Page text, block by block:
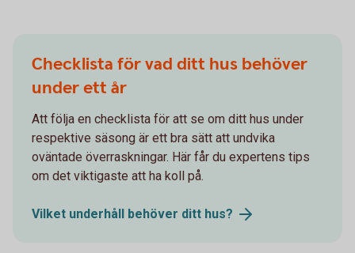
Checklista för vad ditt hus behöver
under ett år
Att följa en checklista för att se om ditt hus under
respektive säsong är ett bra sätt att undvika
oväntade överraskningar. Här får du expertens tips
om det viktigaste att ha koll på.
Vilket underhåll behöver ditt hus?